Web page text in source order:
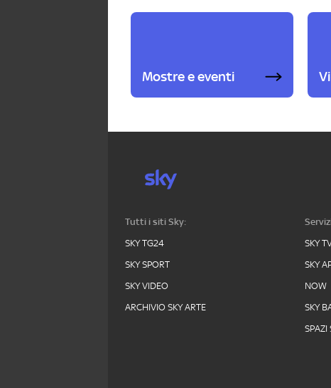
Mostre e eventi
Tutti i siti Sky:
SKY TG24
SKY SPORT
SKY VIDEO
ARCHIVIO SKY ARTE
SKY
SKY
NOW
SKY
SPAZI